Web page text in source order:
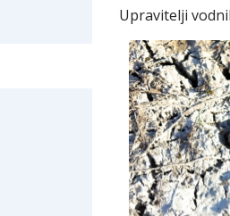
Upravitelji